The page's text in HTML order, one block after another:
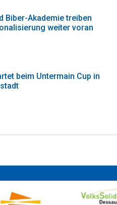
Biber-Akademie treiben
weiter voran
beim Untermain Cup in